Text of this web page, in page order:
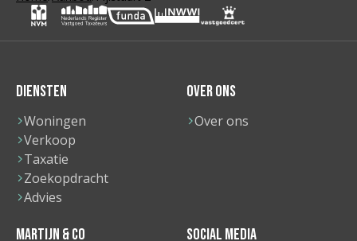
DIENSTEN
Woningen
Verkoop
Taxatie
Zoekopdracht
Advies
OVER ONS
Over ons
MARTIJN & CO SOCIAL MEDIA